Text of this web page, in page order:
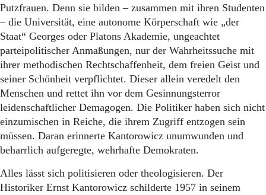
Putzfrauen. Denn sie bilden – zusammen mit ihren Studenten
– die Universität, eine autonome Körperschaft wie „der
Staat“ Georges oder Platons Akademie, ungeachtet
parteipolitischer Anmaßungen, nur der Wahrheitssuche mit
ihrer methodischen Rechtschaffenheit, dem freien Geist und
seiner Schönheit verpflichtet. Dieser allein veredelt den
Menschen und rettet ihn vor dem Gesinnungsterror
leidenschaftlicher Demagogen. Die Politiker haben sich nicht
einzumischen in Reiche, die ihrem Zugriff entzogen sein
müssen. Daran erinnerte Kantorowicz unumwunden und
beharrlich aufgeregte, wehrhafte Demokraten.
Alles lässt sich politisieren oder theologisieren. Der
Historiker Ernst Kantorowicz schilderte 1957 in seinem